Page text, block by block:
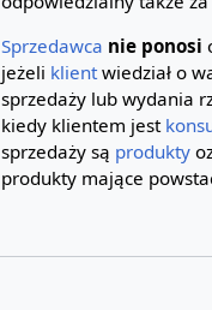
Sprzedawca nie ponosi
jeżeli klientwiedział o
sprzedaży lub wydania
kiedy klientem jest
sprzedaży są produkty
produkty mające